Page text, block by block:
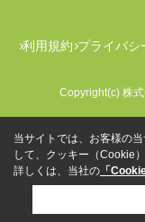
利用規約 プライバシ
Copyright(c) 株
当サイトでは、お客様の
して、クッキー（Cookie
詳しくは、当社の 「